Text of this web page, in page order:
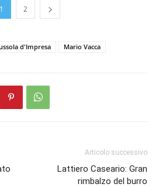
1 2
d'Impresa Mario Vacca
Articolo successivo
Lattiero Caseario: Gran
rimbalzo del burro